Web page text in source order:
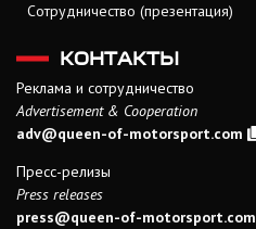
Сотрудничество (презентация)
КОНТАКТЫ
Реклама и сотрудничество
Advertisement & Cooperation
adv@queen-of-motorsport.com
Пресс-релизы
Press releases
press@queen-of-motorsport.com